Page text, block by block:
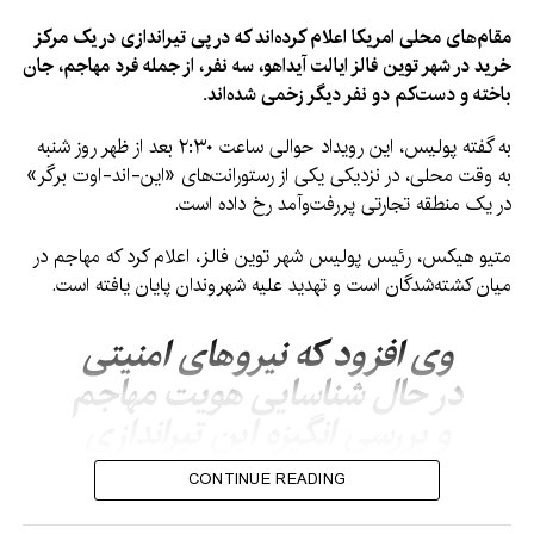
trafficking networks
and misinterpretation of
a Spanish ruling
banning immediate
returns of migrants
intercepted at sea. That
statement is similar to
Ministry’s comments on
​the matter.
Moroccan authorities set the number of those involved
in the crossing at 40,000, far lower than the figure used
by Spanish officials, adding that 1,135 were ‌stopped
مقام‌های محلی امریکا اعلام کرده‌اند که در پی تیراندازی در یک مرکز
خرید در شهر توین فالز ایالت آیداهو، سه نفر، از جمله فرد مهاجم، جان
باخته و دست‌کم دو نفر دیگر زخمی شده‌اند.
به گفته پولیس، این رویداد حوالی ساعت ۲:۳۰ بعد از ظهر روز شنبه
به وقت محلی، در نزدیکی یکی از رستورانت‌های «این-اند-اوت برگر»
در یک منطقه تجارتی پررفت‌وآمد رخ داده است.
متیو هیکس، رئیس پولیس شهر توین فالز، اعلام کرد که مهاجم در
میان کشته‌شدگان است و تهدید علیه شهروندان پایان یافته است.
وی افزود که نیروهای امنیتی
در حال شناسایی هویت مهاجم
هستند.
CONTINUE READING